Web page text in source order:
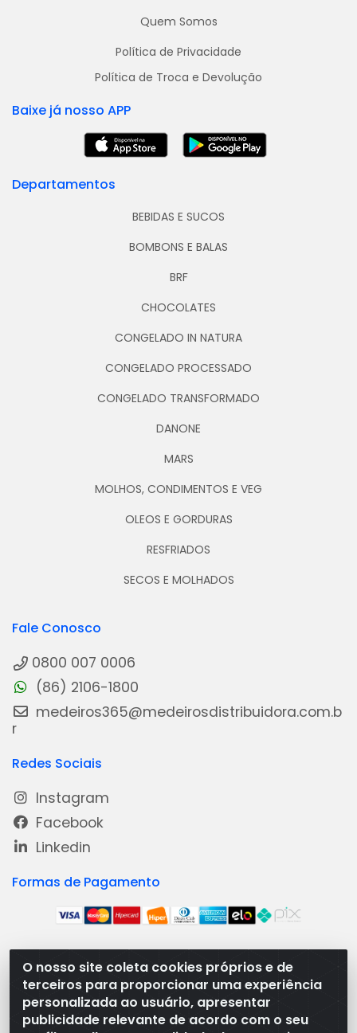
O nosso site coleta cookies próprios e de
terceiros para proporcionar uma experiência
personalizada ao usuário, apresentar
publicidade relevante de acordo com o seu
Quem Somos
Política de Privacidade
Política de Troca e Devolução
Baixe já nosso APP
Departamentos
BEBIDAS E SUCOS
BOMBONS E BALAS
BRF
CHOCOLATES
CONGELADO IN NATURA
CONGELADO PROCESSADO
CONGELADO TRANSFORMADO
DANONE
MARS
MOLHOS, CONDIMENTOS E VEG
OLEOS E GORDURAS
RESFRIADOS
SECOS E MOLHADOS
Fale Conosco
0800 007 0006
(86) 2106-1800
medeiros365@medeirosdistribuidora.com.b
r
Redes Sociais
Instagram
Facebook
Linkedin
Formas de Pagamento
Medeiros Distribuidora - Rua Dias Carneiro, 1977 -
Ramal, Bacabal/MA - CEP 65.700-000 - CNPJ
08.474.030/0001-41